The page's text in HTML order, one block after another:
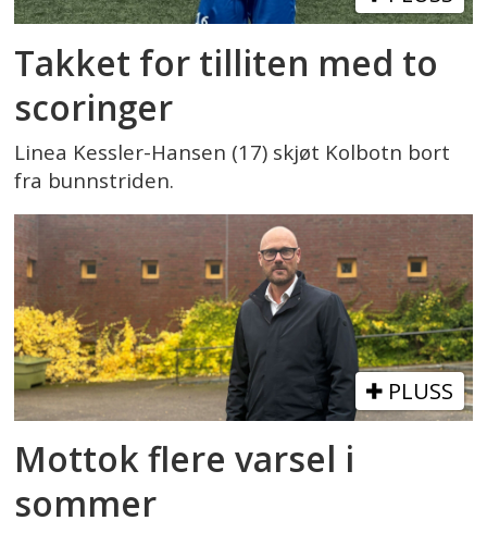
Takket for tilliten med to
scoringer
Linea Kessler-Hansen (17) skjøt Kolbotn bort
fra bunnstriden.
PLUSS
Mottok flere varsel i
sommer